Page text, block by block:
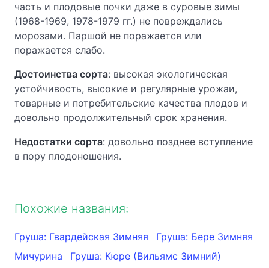
часть и плодовые почки даже в суровые зимы
(1968-1969, 1978-1979 гг.) не повреждались
морозами. Паршой не поражается или
поражается слабо.
Достоинства сорта: высокая экологическая
устойчивость, высокие и регулярные урожаи,
товарные и потребительские качества плодов и
довольно продолжительный срок хранения.
Недостатки сорта: довольно позднее вступление
в пору плодоношения.
Похожие названия:
Груша: Гвардейская Зимняя
Груша: Бере Зимняя
Мичурина
Груша: Кюре (Вильямс Зимний)